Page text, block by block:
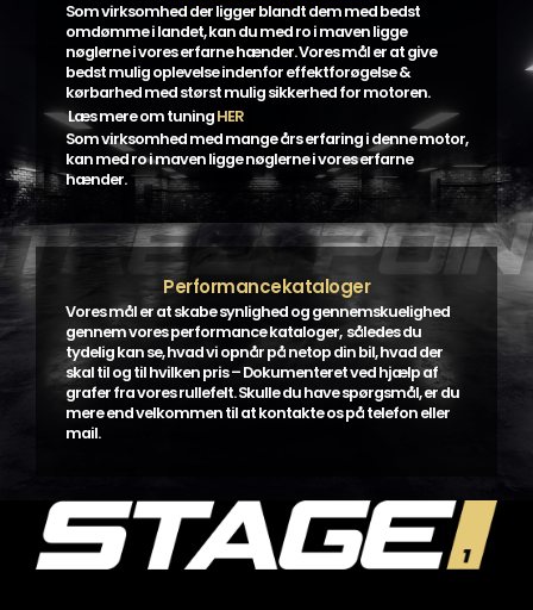
Som virksomhed der ligger blandt dem med bedst
omdømme i landet, kan du med ro i maven ligge
nøglerne i vores erfarne hænder. Vores mål er at give
bedst mulig oplevelse indenfor effektforøgelse &
kørbarhed med størst mulig sikkerhed for motoren.
Læs mere om tuningHER
Som virksomhed med mange års erfaring i denne motor,
kan med ro i maven ligge nøglerne i vores erfarne
hænder.
Performancekataloger
Vores mål er at skabe synlighed og gennemskuelighed
gennem vores performance kataloger, således du
tydelig kan se, hvad vi opnår på netop din bil, hvad der
skal til og til hvilken pris – Dokumenteret ved hjælp af
grafer fra vores rullefelt. Skulle du have spørgsmål, er du
mere end velkommen til at kontakte os på telefon eller
mail.